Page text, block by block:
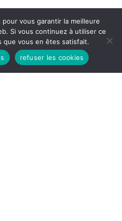
vous garantir la meilleure
Si vous continuez à utiliser ce
que vous en êtes satisfait.
refuser les cookies